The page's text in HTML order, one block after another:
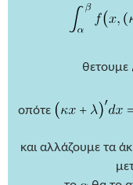
θετουμε
οπότε
και αλλάζουμε τα